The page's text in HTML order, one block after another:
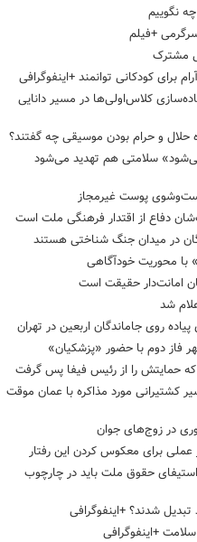
نگوییم
+فیلم
مشترک
برای کودکانی توانمند +اینفوگرافی
درس؛ ۶ گام برای آماده‌سازی کلاس‌اولی‌ها در مسیر دانایی
حلال و حرام بودن موسیقی چه گفتند؟
سلامتی هم تهدید می‌شود
پوست غیرمجاز
دفاع از اقتدار فرهنگی ملت است
در میدان جنگ شناختی هستند
با محوریت خودآگاهی
امانت‌دار حقیقت است
شد
روی جاماندگان اربعین در تهران
که حمایتش را از رئیس فیفا پس گرفت
کشتیرانی مورد مذاکره با عمان موقت
در زوج‌های جوان
حقوق ملت باید در چارچوب
شدند؟ +اینفوگرافی